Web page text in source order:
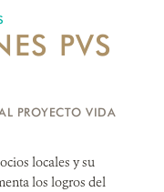
PVS
PROYECTO VIDA
locales y su
los logros del